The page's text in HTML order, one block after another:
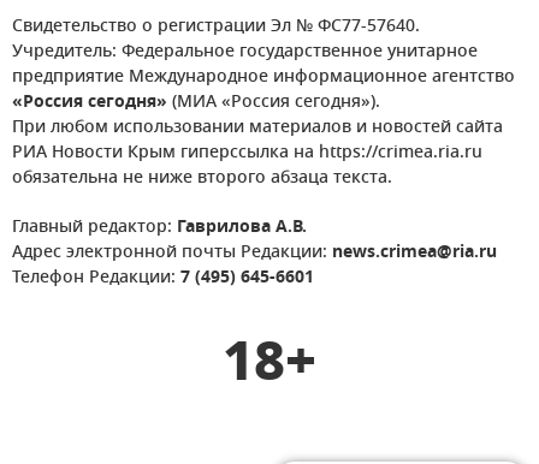
Свидетельство о регистрации Эл № ФС77-57640.
Учредитель: Федеральное государственное унитарное
предприятие Международное информационное агентство
«Россия сегодня» (МИА «Россия сегодня»).
При любом использовании материалов и новостей сайта
РИА Новости Крым гиперссылка на https://crimea.ria.ru
обязательна не ниже второго абзаца текста.
Главный редактор: Гаврилова А.В.
Адрес электронной почты Редакции: news.crimea@ria.ru
Телефон Редакции: 7 (495) 645-6601
18+